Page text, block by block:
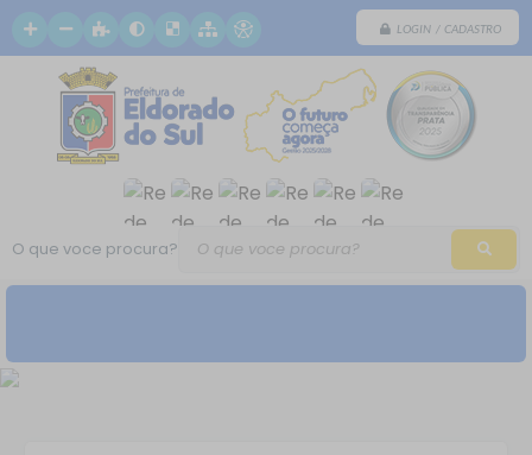
LOGIN / CADASTRO
O que voce procura?